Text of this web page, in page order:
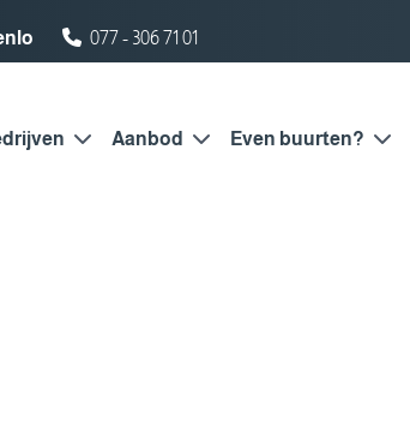
077 - 306 71 01
Aanbod Even buurten?